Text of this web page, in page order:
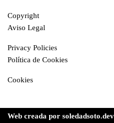
Copyright
Aviso Legal
Privacy Policies
Política de Cookies
Cookies
Web creada por soledadsoto.dev